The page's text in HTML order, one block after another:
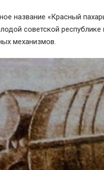
название «Красный
советской республике
механизмов.